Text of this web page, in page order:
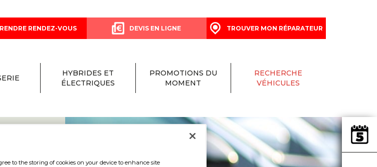
RENDEZ-VOUS DEVIS EN LIGNE TROUVER MON RÉPARATEUR
HYBRIDES ET
ÉLECTRIQUES
PROMOTIONS DU
MOMENT
RECHERCHE
VÉHICULES
to the storing of cookies on your device to enhance site